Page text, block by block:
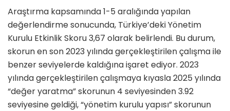
Araştırma kapsamında 1-5 aralığında yapılan
değerlendirme sonucunda, Türkiye’deki Yönetim
Kurulu Etkinlik Skoru 3,67 olarak belirlendi. Bu durum,
skorun en son 2023 yılında gerçekleştirilen çalışma ile
benzer seviyelerde kaldığına işaret ediyor. 2023
yılında gerçekleştirilen çalışmaya kıyasla 2025 yılında
“değer yaratma” skorunun 4 seviyesinden 3.92
seviyesine geldiği, “yönetim kurulu yapısı” skorunun